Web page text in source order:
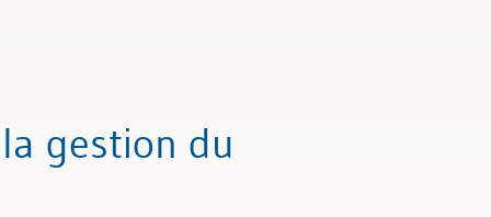
gestion du